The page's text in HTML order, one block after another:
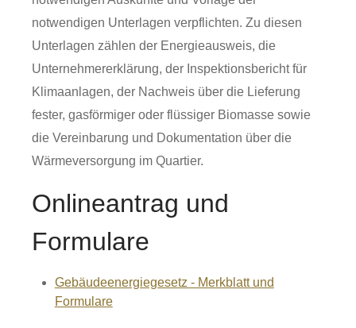
notwendigen Unterlagen verpflichten. Zu diesen
Unterlagen zählen der Energieausweis, die
Unternehmererklärung, der Inspektionsbericht für
Klimaanlagen, der Nachweis über die Lieferung
fester, gasförmiger oder flüssiger Biomasse sowie
die Vereinbarung und Dokumentation über die
Wärmeversorgung im Quartier.
Onlineantrag und
Formulare
Gebäudeenergiegesetz - Merkblatt und
Formulare